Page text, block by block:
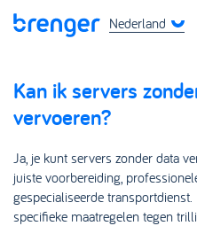
Nederland
Kan ik servers
vervoeren?
Ja, je kunt servers zonder data
juiste voorbereiding,
gespecialiseerde
specifieke maatregelen tegen